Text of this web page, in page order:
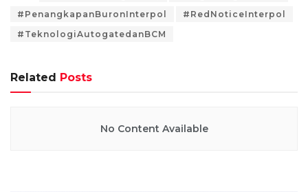
#PenangkapanBuronInterpol
#RedNoticeInterpol
#TeknologiAutogatedanBCM
Related Posts
No Content Available